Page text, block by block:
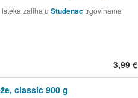
zaliha u Studenactrgovinama
3,99 €
classic 900 g